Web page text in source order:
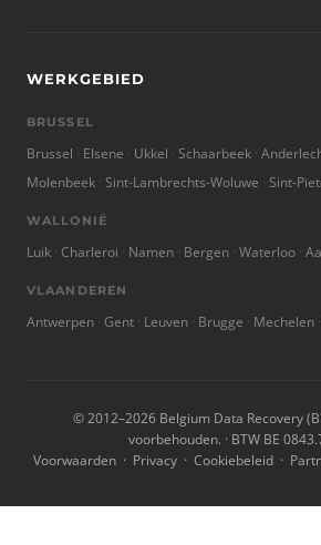
WERKGEBIED
BRUSSEL
Brussel Elsene Ukkel Schaarbeek
Molenbeek Sint-Lambrechts-Woluwe Sint-
WALLONIË
Luik Charleroi Namen Bergen Waterloo
VLAANDEREN
Antwerpen Gent Leuven Brugge Mechelen
© 2012–2026 Belgium Data Recovery
voorbehouden. · BTW BE
Voorwaarden· Privacy· Cookiebeleid·